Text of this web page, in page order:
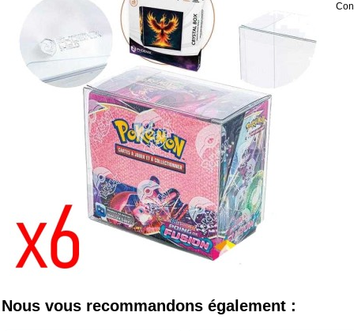
Nous vous recommandons également :